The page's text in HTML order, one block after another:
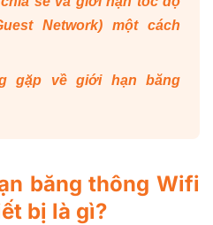
Network) một cách
gặp về giới hạn băng
băng thông Wifi
bị là gì?